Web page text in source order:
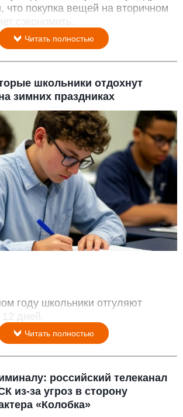
что покупка вещей на вторичном
сэкономить.
Читать полностью
школьники отдохнут
зимних праздниках
году школьники отгуляют
дней.
Читать полностью
российский телеканал
из-за угроз в сторону
«Колобка»